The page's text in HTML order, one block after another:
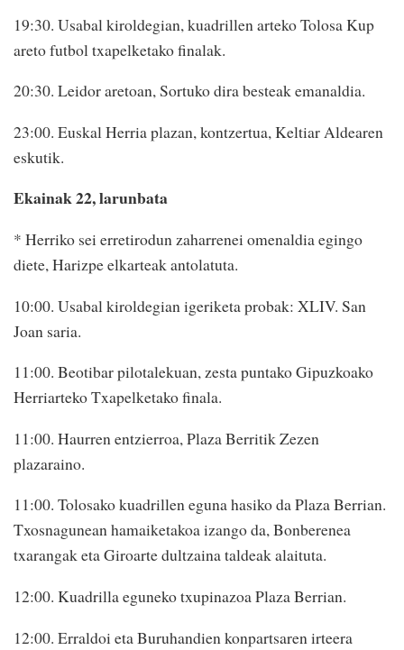
19:30. Usabal kiroldegian, kuadrillen arteko Tolosa Kup
areto futbol txapelketako finalak.
20:30. Leidor aretoan, Sortuko dira besteak emanaldia.
23:00. Euskal Herria plazan, kontzertua, Keltiar Aldearen
eskutik.
Ekainak 22, larunbata
* Herriko sei erretirodun zaharrenei omenaldia egingo
diete, Harizpe elkarteak antolatuta.
10:00. Usabal kiroldegian igeriketa probak: XLIV. San
Joan saria.
11:00. Beotibar pilotalekuan, zesta puntako Gipuzkoako
Herriarteko Txapelketako finala.
11:00. Haurren entzierroa, Plaza Berritik Zezen
plazaraino.
11:00. Tolosako kuadrillen eguna hasiko da Plaza Berrian.
Txosnagunean hamaiketakoa izango da, Bonberenea
txarangak eta Giroarte dultzaina taldeak alaituta.
12:00. Kuadrilla eguneko txupinazoa Plaza Berrian.
12:00. Erraldoi eta Buruhandien konpartsaren irteera